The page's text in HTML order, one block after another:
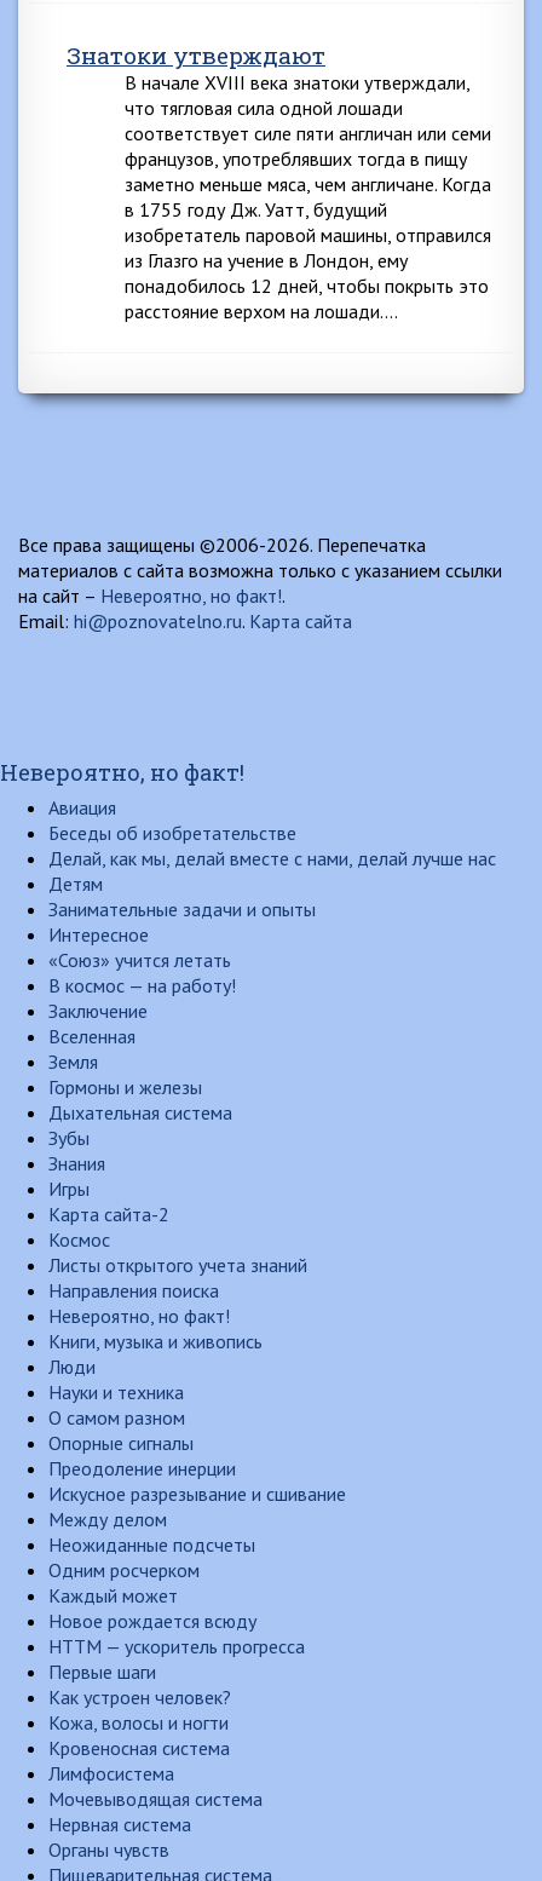
Знатоки утверждают
В начале XVIII века знатоки утверждали,
что тягловая сила одной лошади
соответствует силе пяти англичан или семи
французов, употреблявших тогда в пищу
заметно меньше мяса, чем англичане. Когда
в 1755 году Дж. Уатт, будущий
изобретатель паровой машины, отправился
из Глазго на учение в Лондон, ему
понадобилось 12 дней, чтобы покрыть это
расстояние верхом на лошади….
Все права защищены ©2006-2026. Перепечатка
материалов с сайта возможна только с указанием ссылки
на сайт – Невероятно, но факт!.
Email: hi@poznovatelno.ru. Карта сайта
Невероятно, но факт!
Авиация
Беседы об изобретательстве
Делай, как мы, делай вместе с нами, делай лучше нас
Детям
Занимательные задачи и опыты
Интересное
«Союз» учится летать
В космос — на работу!
Заключение
Вселенная
Земля
Гормоны и железы
Дыхательная система
Зубы
Знания
Игры
Карта сайта-2
Космос
Листы открытого учета знаний
Направления поиска
Невероятно, но факт!
Книги, музыка и живопись
Люди
Науки и техника
О самом разном
Опорные сигналы
Преодоление инерции
Искусное разрезывание и сшивание
Между делом
Неожиданные подсчеты
Одним росчерком
Каждый может
Новое рождается всюду
НТТМ — ускоритель прогресса
Первые шаги
Как устроен человек?
Кожа, волосы и ногти
Кровеносная система
Лимфосистема
Мочевыводящая система
Нервная система
Органы чувств
Пищеварительная система